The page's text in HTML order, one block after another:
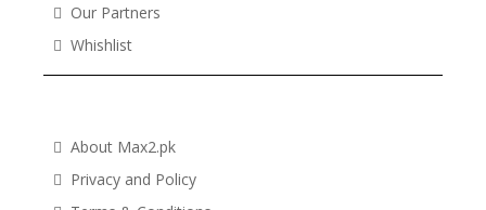
Our Partners
Whishlist
About Max2.pk
Privacy and Policy